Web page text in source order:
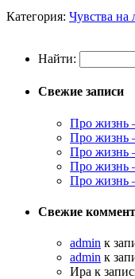
Категория: Чувства на
Найти:
Свежие записи
Про
Про
Про
Про
Про
Свежие
admin к
admin к
Ира к